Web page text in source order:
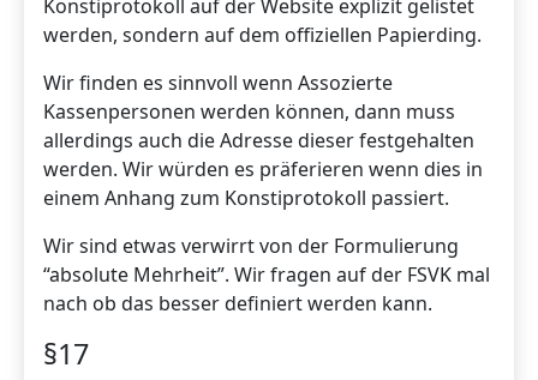
Konstiprotokoll auf der Website explizit gelistet
werden, sondern auf dem offiziellen Papierding.
Wir finden es sinnvoll wenn Assozierte
Kassenpersonen werden können, dann muss
allerdings auch die Adresse dieser festgehalten
werden. Wir würden es präferieren wenn dies in
einem Anhang zum Konstiprotokoll passiert.
Wir sind etwas verwirrt von der Formulierung
“absolute Mehrheit”. Wir fragen auf der FSVK mal
nach ob das besser definiert werden kann.
§17